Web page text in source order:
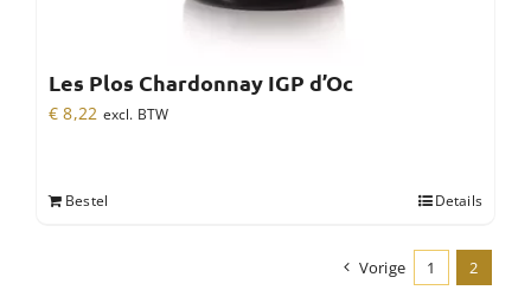
Les Plos Chardonnay IGP d’Oc
€ 8,22 excl. BTW
Bestel Details
Vorige 1 2